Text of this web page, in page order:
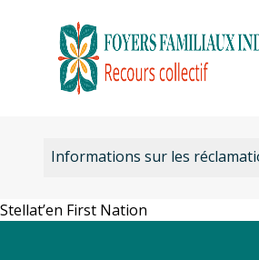
Informations sur les
Stellat’en First Nation